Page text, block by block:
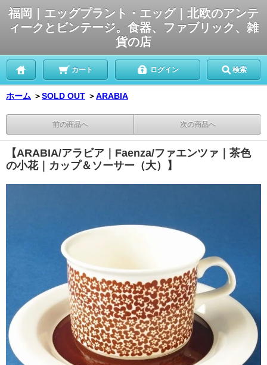
福岡｜エッグプラント・エッグ｜北欧のアンテ
ィークとビンテージ。食器、ファブリック、雑
貨の店
カート ログイン 検索
ホーム ＞SOLD OUT ＞ARABIA
前の商品へ 次の商品へ
【ARABIA/アラビア｜Faenza/ファエンツァ｜茶色
の小花｜カップ＆ソーサー（大）】